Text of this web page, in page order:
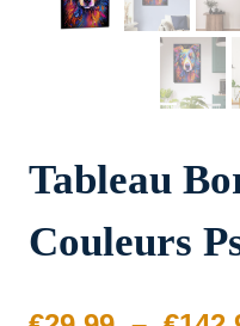
Tableau
Couleurs